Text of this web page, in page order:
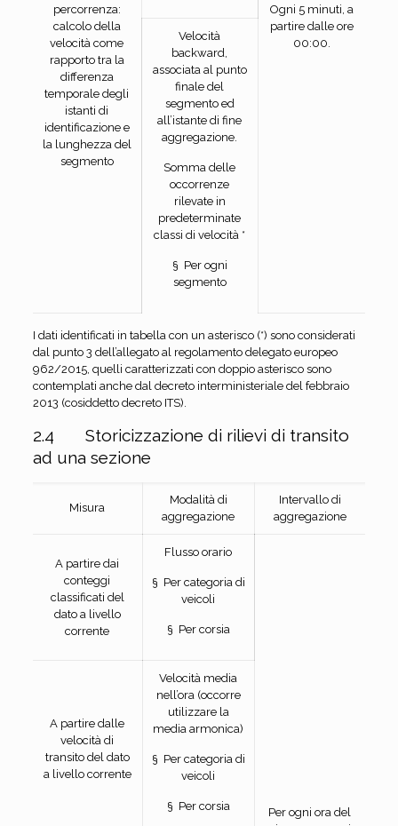
percorrenza:
calcolo della
velocità come
rapporto tra la
differenza
temporale degli
istanti di
identificazione e
la lunghezza del
segmento
Ogni 5 minuti, a
partire dalle ore
00:00.
Velocità
backward,
associata al punto
finale del
segmento ed
all’istante di fine
aggregazione.
Somma delle
occorrenze
rilevate in
predeterminate
classi di velocità *
§ Per ogni
segmento
I dati identificati in tabella con un asterisco (*) sono considerati
dal punto 3 dell’allegato al regolamento delegato europeo
962/2015, quelli caratterizzati con doppio asterisco sono
contemplati anche dal decreto interministeriale del febbraio
2013 (cosiddetto decreto ITS).
2.4 Storicizzazione di rilievi di transito
ad una sezione
Misura
Modalità di
aggregazione
Intervallo di
aggregazione
A partire dai
conteggi
classificati del
dato a livello
corrente
Flusso orario
§ Per categoria di
veicoli
§ Per corsia
Per ogni ora del
A partire dalle
velocità di
transito del dato
a livello corrente
Velocità media
nell’ora (occorre
utilizzare la
media armonica)
§ Per categoria di
veicoli
§ Per corsia